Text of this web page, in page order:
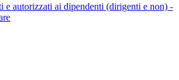
e autorizzati ai dipendenti (dirigenti e non) -